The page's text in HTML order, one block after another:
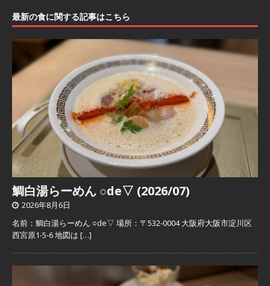
最新の食に関する記事はこちら
鯛白湯らーめん ○de▽ (2026/07)
2026年8月6日
名前：鯛白湯らーめん ○de▽ 場所：〒532-0004 大阪府大阪市淀川区
西宮原1-5-6 地図は […]